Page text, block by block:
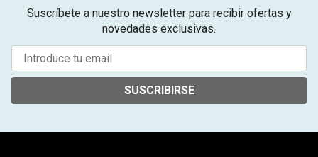
Suscríbete a nuestro newsletter para recibir ofertas y
novedades exclusivas.
SUSCRIBIRSE